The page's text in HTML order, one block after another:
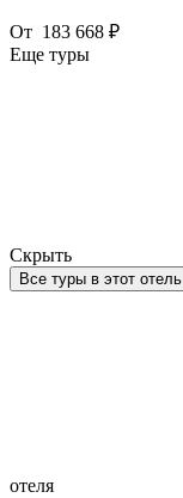
От 183 668 ₽
Еще туры
Скрыть
Все туры в этот отель
отеля